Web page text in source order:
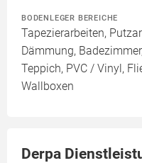
BODENLEGER BEREICHE
Tapezierarbeiten,
Dämmung,
Teppich, PVC / Vinyl,
Wallboxen
Derpa